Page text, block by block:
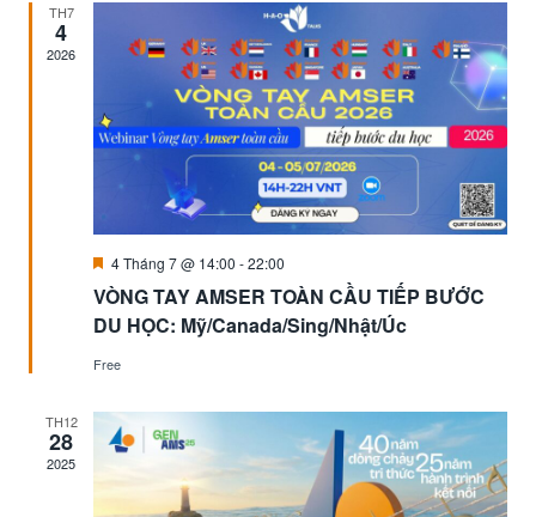
TH7
4
2026
Đặc
4 Tháng 7 @ 14:00 -22:00
VÒNG TAY AMSER TOÀN CẦU TIẾP BƯỚC
DU HỌC: Mỹ/Canada/Sing/Nhật/Úc
Free
TH12
28
2025